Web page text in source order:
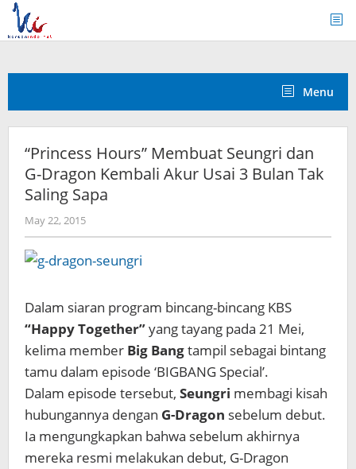
Skip
content
Menu
“Princess Hours” Membuat Seungri dan
G-Dragon Kembali Akur Usai 3 Bulan Tak
Saling Sapa
May 22, 2015by
Koreanindo
Dalam siaran program bincang-bincang KBS
“Happy Together”yang tayang pada 21 Mei,
kelima member Big Bangtampil sebagai bintang
tamu dalam episode ‘BIGBANG Special’.
Dalam episode tersebut, Seungri membagi kisah
hubungannya dengan G-Dragon sebelum debut.
Ia mengungkapkan bahwa sebelum akhirnya
mereka resmi melakukan debut, G-Dragon